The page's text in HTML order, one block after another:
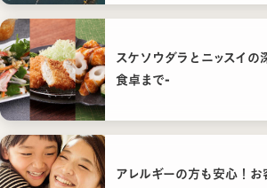
スケソウダラとニッスイ
食卓まで-
アレルギーの方も安心！お